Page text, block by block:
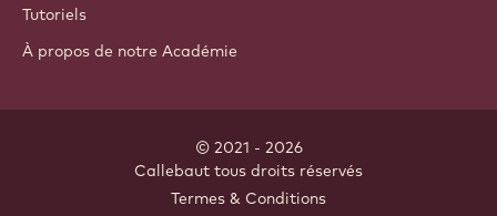
Tutoriels
À propos de notre Académie
© 2021 - 2026
Callebaut tous droits réservés
Termes & Conditions